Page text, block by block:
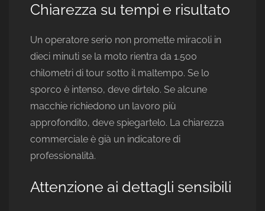
Chiarezza su tempi e risultato
Un operatore serio non promette miracoli in
dieci minuti se la moto rientra da 1.500
chilometri di tour sotto il maltempo. Se lo
sporco è intenso, deve dirtelo. Se alcune
macchie richiedono un lavoro più
approfondito, deve spiegartelo. La chiarezza
commerciale è già un indicatore di
professionalità.
Attenzione ai dettagli sensibili